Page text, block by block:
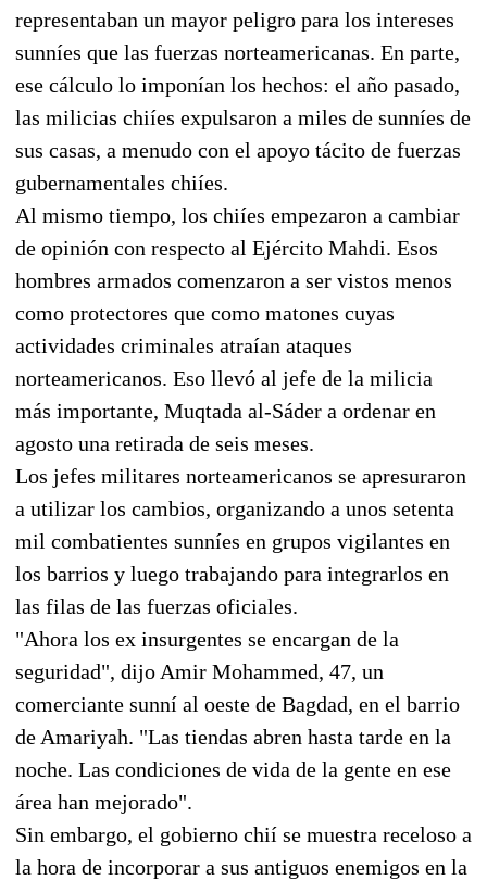
representaban un mayor peligro para los intereses
sunníes que las fuerzas norteamericanas. En parte,
ese cálculo lo imponían los hechos: el año pasado,
las milicias chiíes expulsaron a miles de sunníes de
sus casas, a menudo con el apoyo tácito de fuerzas
gubernamentales chiíes.
Al mismo tiempo, los chiíes empezaron a cambiar
de opinión con respecto al Ejército Mahdi. Esos
hombres armados comenzaron a ser vistos menos
como protectores que como matones cuyas
actividades criminales atraían ataques
norteamericanos. Eso llevó al jefe de la milicia
más importante, Muqtada al-Sáder a ordenar en
agosto una retirada de seis meses.
Los jefes militares norteamericanos se apresuraron
a utilizar los cambios, organizando a unos setenta
mil combatientes sunníes en grupos vigilantes en
los barrios y luego trabajando para integrarlos en
las filas de las fuerzas oficiales.
"Ahora los ex insurgentes se encargan de la
seguridad", dijo Amir Mohammed, 47, un
comerciante sunní al oeste de Bagdad, en el barrio
de Amariyah. "Las tiendas abren hasta tarde en la
noche. Las condiciones de vida de la gente en ese
área han mejorado".
Sin embargo, el gobierno chií se muestra receloso a
la hora de incorporar a sus antiguos enemigos en la